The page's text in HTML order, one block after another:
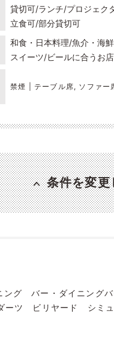
貸切可 ランチ プロジェク
立食可 部分貸切可
和食・日本料理 魚介・海
スイーツ ビールに合うお店
禁煙 | テーブル席, ソファー
条件を変
ング バー・ダイニング
ーツ ビリヤード シミ